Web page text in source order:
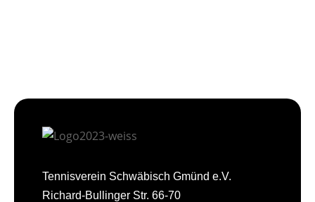
Tennisverein Schwäbisch Gmünd e.V.
Richard-Bullinger Str. 66-70